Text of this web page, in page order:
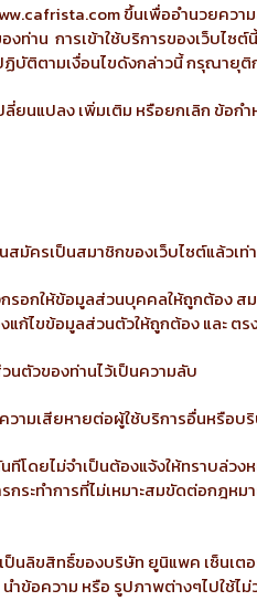
ขึ้นเพื่ออำนวยควา
งท่าน การเข้าใช้บริการของเว็บ
บัติตามเงื่อนไขดังกล่าวนี้ กรุณายุติ
ยนแปลง เพิ่มเติม หรือยกเลิก ข้อ
สมัครเป็นสมาชิกของเว็บไซต์แล้ว
รอกให้ข้อมูลส่วนบุคคลให้ถูกต้อ
ก้ไขข้อมูลส่วนตัวให้ถูกต้อง และ ต
นตัวของท่านไว้เป็นความลับ
วามเสียหายต่อผู้ใช้บริการอื่นหรือ
ดยไม่จำเป็นต้องแจ้งให้ทราบล่ว
ระทำการที่ไม่เหมาะสมขัดต่อกฎห
ลิขสิทธิ์ของบริษัท ยูนิแพค เซ็นเต
ข้อความ หรือ รูปภาพต่างๆไปใช้